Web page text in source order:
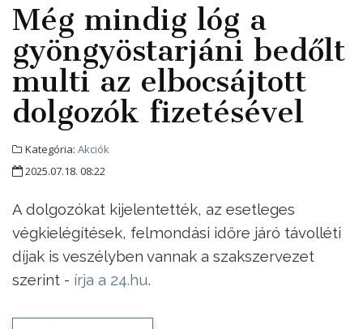
Még mindig lóg a
gyöngyöstarjáni bedőlt
multi az elbocsájtott
dolgozók fizetésével
Kategória: Akciók
2025.07.18. 08:22
A dolgozókat kijelentették, az esetleges
végkielégítések, felmondási időre járó távolléti
díjak is veszélyben vannak a szakszervezet
szerint - írja a 24.hu.